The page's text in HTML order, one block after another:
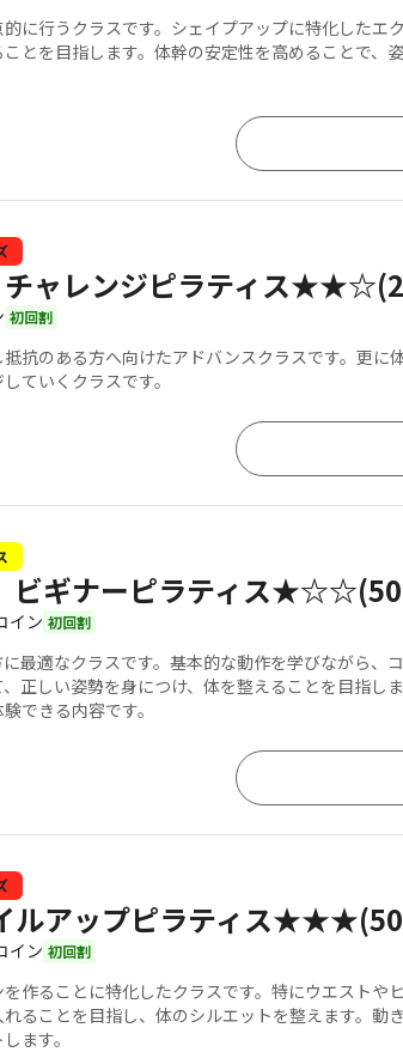
に行うクラスです。シェイプアップに特化したエ
とを目指します。体幹の安定性を高めることで、
チャレンジピラティス
初回割
抗のある方へ向けたアドバンスクラスです。更に
ていくクラスです。
ビギナーピラティス
イン 初回割
最適なクラスです。基本的な動作を学びながら、
正しい姿勢を身につけ、体を整えることを目指し
できる内容です。
ルアップピラティス
イン 初回割
作ることに特化したクラスです。特にウエストや
ることを目指し、体のシルエットを整えます。動
ます。